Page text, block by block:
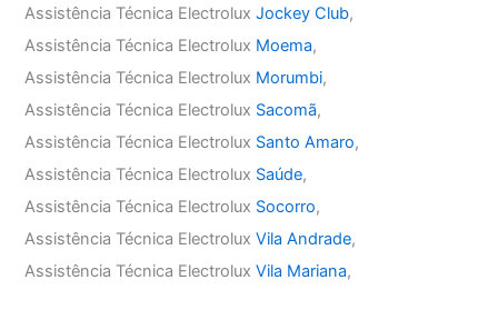
Assistência Técnica ElectroluxJockey Club,
Assistência Técnica Electrolux Moema,
Assistência Técnica Electrolux Morumbi,
Assistência Técnica Electrolux Sacomã,
Assistência Técnica Electrolux Santo Amaro,
Assistência Técnica Electrolux Saúde,
Assistência Técnica Electrolux Socorro,
Assistência Técnica ElectroluxVila Andrade,
Assistência Técnica ElectroluxVila Mariana,